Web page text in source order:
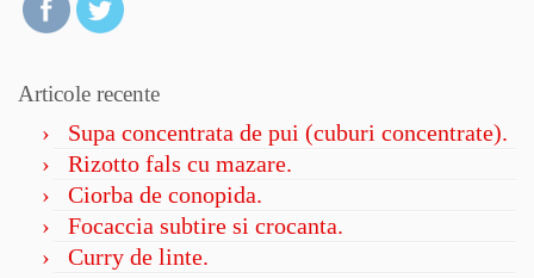
Articole recente
Supa concentrata de pui (cuburi concentrate).
Rizotto fals cu mazare.
Ciorba de conopida.
Focaccia subtire si crocanta.
Curry de linte.